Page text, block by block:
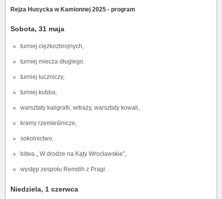
Rejza Husycka w Kamionnej 2025 - program
Sobota, 31 maja
turniej ciężkozbrojnych,
turniej miecza długiego.
turniej łuczniczy,
turniej kubba,
warsztaty kaligrafii, witraży, warsztaty kowali,
kramy rzemieślnicze,
sokolnictwo,
bitwa „ W drodze na Kąty Wrocławskie”,
występ zespołu Remdih z Pragi.
Niedziela, 1 czerwca